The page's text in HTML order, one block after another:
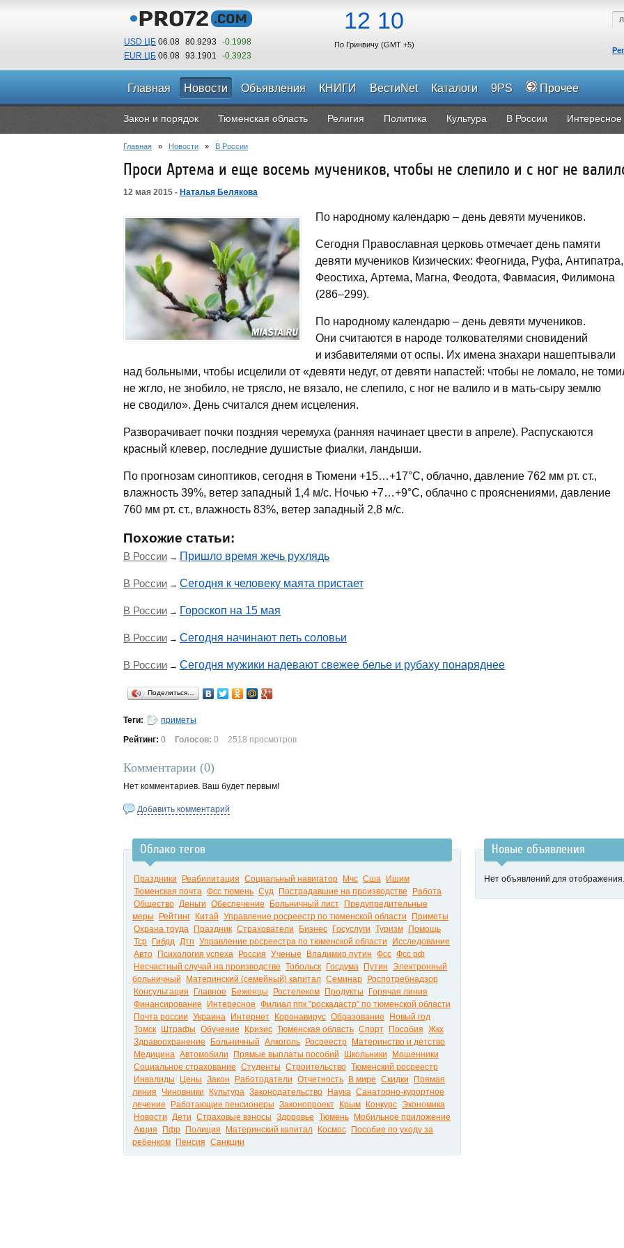
USD ЦБ 06.08 80.9293 -0.1998
EUR ЦБ 06.08 93.1901 -0.3923
12 10
По Гринвичу (GMT +5)
Главная Новости Объявления КНИГИ ВестиNet Каталоги 9PS Прочее
Закон и порядок Тюменская область Религия Политика Культура В России Интересное
Главная » Новости » В России
Проси Артема и еще восемь мучеников, чтобы не слепило и с ног не
12 мая 2015 - Наталья Белякова
По народному календарю – день девяти мучеников.
Сегодня Православная церковь отмечает день памяти
девяти мучеников Кизических: Феогнида, Руфа, Антипатра,
Феостиха, Артема, Магна, Феодота, Фавмасия, Филимона
(286–299).
По народному календарю – день девяти мучеников.
Они считаются в народе толкователями сновидений
и избавителями от оспы. Их имена знахари нашептывали
над больными, чтобы исцелили от «девяти недуг, от девяти напастей: чтобы не ломало, не
не жгло, не знобило, не трясло, не вязало, не слепило, с ног не валило и в мать-сыру землю
не сводило». День считался днем исцеления.
Разворачивает почки поздняя черемуха (ранняя начинает цвести в апреле). Распускаются
красный клевер, последние душистые фиалки, ландыши.
По прогнозам синоптиков, сегодня в Тюмени +15…+17°C, облачно, давление 762 мм рт. ст.,
влажность 39%, ветер западный 1,4 м/с. Ночью +7…+9°C, облачно с прояснениями, давление
760 мм рт. ст., влажность 83%, ветер западный 2,8 м/с.
Похожие статьи:
В России → Пришло время жечь рухлядь
В России → Сегодня к человеку маята пристает
В России → Гороскоп на 15 мая
В России → Сегодня начинают петь соловьи
В России → Сегодня мужики надевают свежее белье и рубаху понаряднее
Поделиться…
Теги:
приметы
Рейтинг: 0 Голосов: 0 2518 просмотров
Комментарии (0)
Нет комментариев. Ваш будет первым!
Добавить комментарий
Облако тегов
Праздники Реабилитация Социальный навигатор Мчс Сша
Ишим
Тюменская почта Фсс тюмень Суд Пострадавшие на производстве
Работа
Общество Деньги Обеспечение Больничный лист
Предупредительные
меры
Рейтинг Китай Управление росреестр по тюменской области
Приметы
Охрана труда
Праздник Страхователи Бизнес Госуслуги Туризм
Помощь
Тср
Гибдд Дтп Управление росреестра по тюменской области
Исследование
Авто
Психология успеха Россия Ученые Владимир путин Фсс Фсс рф
Несчастный случай на производстве Тобольск Госдума Путин Электронный
больничный
Материнский (семейный) капитал Семинар
Роспотребнадзор
Консультация
Главное Беженцы Ростелеком Продукты
Горячая линия
Финансирование
Интересное Филиал ппк "роскадастр" по тюменской области
Почта россии Украина Интернет Коронавирус Образование
Новый год
Томск
Штрафы Обучение Кризис Тюменская область Спорт Пособия Жкх
Здравоохранение
Больничный Алкоголь Росреестр
Материнство и детство
Медицина Автомобили Прямые выплаты пособий Школьники
Мошенники
Социальное страхование Студенты Строительство Тюменский росреестр
Инвалиды
Цены Закон Работодатели Отчетность В мире Скидки
Прямая
линия
Чиновники Культура Законодательство Наука Санаторно-курортное
лечение
Работающие пенсионеры Законопроект Крым Конкурс Экономика
Новости Дети Страховые взносы Здоровье Тюмень
Мобильное приложение
Акция
Пфр Полиция Материнский капитал Космос
Пособие по уходу за
ребенком
Пенсия Санкции
Новые объявления
Нет объявлений для отображения.